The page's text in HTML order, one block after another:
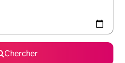
Chercher